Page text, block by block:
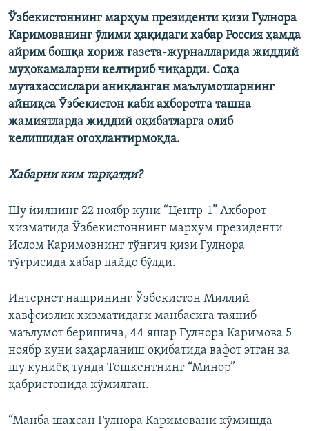
Ўзбекистоннинг марҳум президенти қизи Гулнора
Каримованинг ўлими ҳақидаги хабар Россия ҳамда
айрим бошқа хориж газета-журналларида жиддий
муҳокамаларни келтириб чиқарди. Соҳа
мутахассислари аниқланган маълумотларнинг
айниқса Ўзбекистон каби ахборотга ташна
жамиятларда жиддий оқибатларга олиб
келишидан огоҳлантирмоқда.
Хабарни ким тарқатди?
Шу йилнинг 22 ноябр куни “Центр-1” Ахборот
хизматида Ўзбекистоннинг марҳум президенти
Ислом Каримовнинг тўнғич қизи Гулнора
тўғрисида хабар пайдо бўлди.
Интернет нашрининг Ўзбекистон Миллий
хавфсизлик хизматидаги манбасига таяниб
маълумот беришича, 44 яшар Гулнора Каримова 5
ноябр куни заҳарланиш оқибатида вафот этган ва
шу куниёқ тунда Тошкентнинг “Минор”
қабристонида кўмилган.
“Манба шахсан Гулнора Каримовани кўмишда